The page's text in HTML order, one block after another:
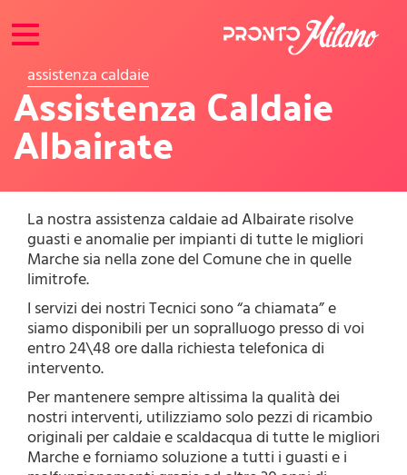
Toggle
navigation
Assistenza Caldaie
Albairate
assistenza caldaie
La nostra assistenza caldaie ad Albairate risolve
guasti e anomalie per impianti di tutte le migliori
Marche sia nella zone del Comune che in quelle
limitrofe.
I servizi dei nostri Tecnici sono “a chiamata” e
siamo disponibili per un sopralluogo presso di voi
entro 24\48 ore dalla richiesta telefonica di
intervento.
Per mantenere sempre altissima la qualità dei
nostri interventi, utilizziamo solo pezzi di ricambio
originali per caldaie e scaldacqua di tutte le migliori
Marche e forniamo soluzione a tutti i guasti e i